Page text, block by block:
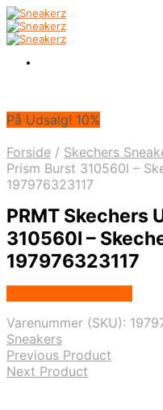
På Udsalg! 10%
Forside / Skechers
Prism Burst 310560l –
197976323117
PRMT Skechers
310560l –
197976323117
Varenummer (SKU):
Sneakers
Previous Product
Next Product